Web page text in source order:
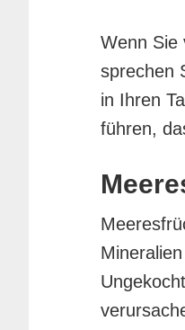
Wenn Sie
sprechen
in Ihren
führen,